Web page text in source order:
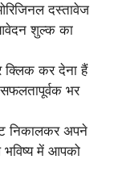
दस्तावेज
शुल्क का
कर देना हैं
भर
निकालकर अपने
में आपको